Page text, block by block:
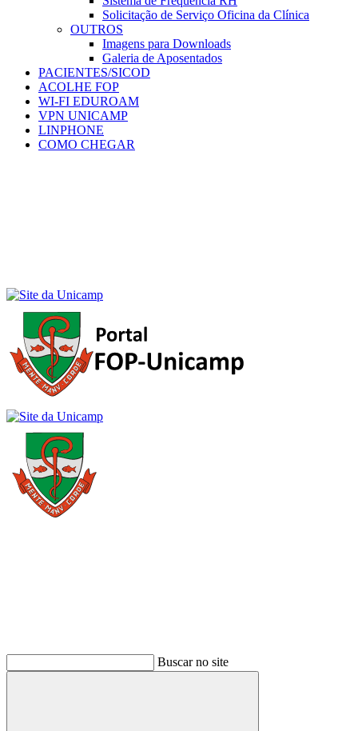
Solicitação de Serviço Oficina da Clínica
OUTROS
Imagens para Downloads
Galeria de Aposentados
PACIENTES/SICOD
ACOLHE FOP
WI-FI EDUROAM
VPN UNICAMP
LINPHONE
COMO CHEGAR
Buscar no site